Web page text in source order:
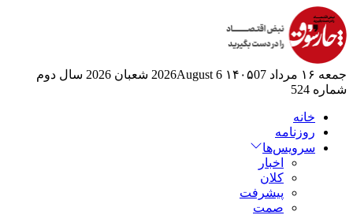
جمعه ۱۶ مرداد ۱۴۰۵ 07 2026August 6 شعبان 2026
سال دوم
شماره 524
خانه
روزنامه
سرویس‌ها
اخبار
کلان
پیشرفت
صمت